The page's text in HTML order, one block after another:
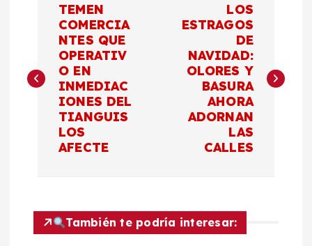
v
e
c
TEMEN
COMERCIA
NTES QUE
OPERATIV
O EN
INMEDIAC
IONES DEL
TIANGUIS
LOS
AFECTE
LOS
ESTRAGOS
DE
NAVIDAD:
OLORES Y
BASURA
AHORA
ADORNAN
LAS
CALLES
También te podría interesar: